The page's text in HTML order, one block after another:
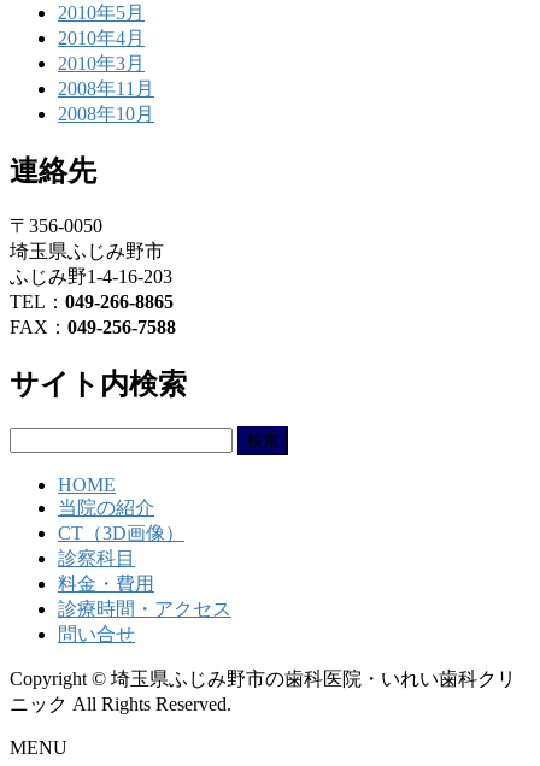
2010年5月
2010年4月
2010年3月
2008年11月
2008年10月
連絡先
〒356-0050
埼玉県ふじみ野市
ふじみ野1-4-16-203
TEL： 049-266-8865
FAX： 049-256-7588
サイト内検索
HOME
当院の紹介
CT（3D画像）
診察科目
料金・費用
診療時間・アクセス
問い合せ
Copyright © 埼玉県ふじみ野市の歯科医院・いれい歯科クリ
ニック All Rights Reserved.
MENU